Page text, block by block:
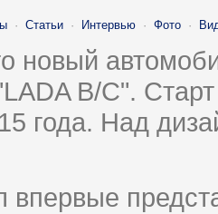
· Статьи · Интервью · Фото ·
новый
B/C".
года. Над
впервые